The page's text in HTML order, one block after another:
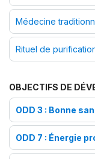
Médecine
Rituel de
OBJECTIFS DE
ODD 3 : Bonne
ODD 7 : Énergie